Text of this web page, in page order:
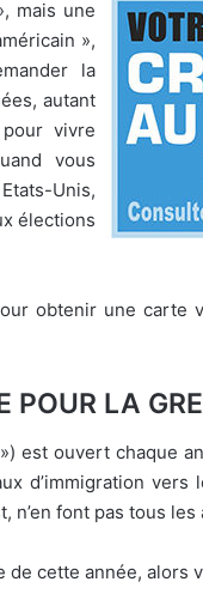
mais une
»,
la
autant
vivre
vous
Unis,
élections
obtenir une carte
POUR LA
est ouvert chaque
d’immigration vers
n’en font pas tous
de cette année, alors